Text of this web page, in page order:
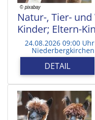
Natur-, Tier-
Kinder; Eltern-
24.08.2026 09:00 Uhr
Niederbergkirchen
DETAIL